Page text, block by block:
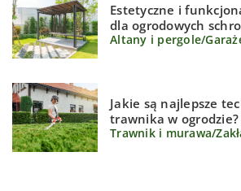
Estetyczne i
dla ogrodowych
Altany i pergole/
Jakie są najlepsze
trawnika w ogrodzie?
Trawnik i murawa/